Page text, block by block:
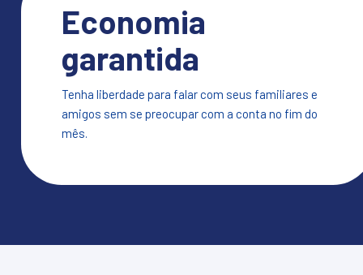
Economia
garantida
Tenha liberdade para falar com seus familiares e
amigos sem se preocupar com a conta no fim do
mês.